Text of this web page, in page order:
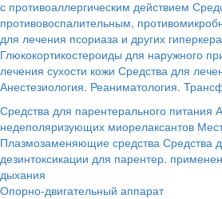
с противоаллергическим действием
противовоспалительным,
для лечения псориаза и других
Глюкокортикостероиды для наружного
лечения сухости кожи Средства для
Анестезиология. Реаниматология.
Средства для парентерального питания
недеполяризующих миорелаксантов
Плазмозаменяющие средства Средства
дезинтоксикации для парентер.
дыхания
Опорно-двигательный аппарат